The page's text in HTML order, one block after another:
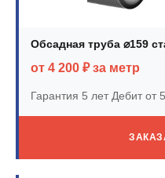
Обсадная труба ⌀159
от 4 200 ₽ за метр
Гарантия 5 летДебит от